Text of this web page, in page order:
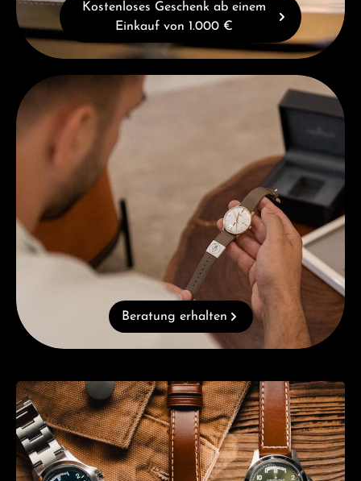
Kostenloses Geschenk ab einem
Einkauf von 1.000 €
Beratung erhalten
Beratung erhalten
Kategoriegalerie überspringen